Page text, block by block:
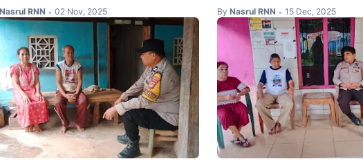
Nasrul RNN • 02 Nov, 2025 By Nasrul RNN • 15 Dec, 2025